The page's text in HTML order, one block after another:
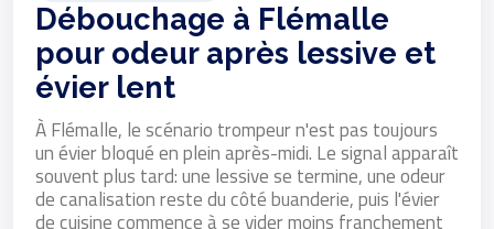
Débouchage à Flémalle
pour odeur après lessive et
évier lent
À Flémalle, le scénario trompeur n'est pas toujours
un évier bloqué en plein après-midi. Le signal apparaît
souvent plus tard: une lessive se termine, une odeur
de canalisation reste du côté buanderie, puis l'évier
de cuisine commence à se vider moins franchement